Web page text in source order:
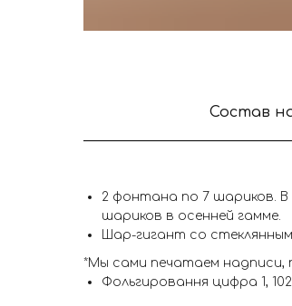
Состав
2 фонтана по 7 шариков. В
шариков в осенней гамме.
Шар-гигант со
*Мы сами печатаем надписи,
Фольгировання цифра 1,